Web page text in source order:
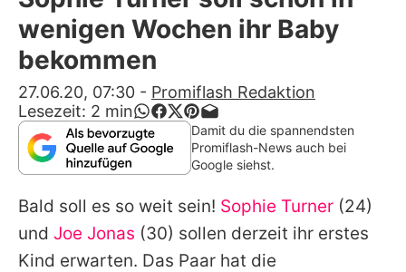
Alle Themen auf Promiflash
App runterladen
Team
Redaktionelle Richtlinien
Impressum
Datenschutzerklärung
wenigen Wochen ihr Baby
bekommen
27.06.20, 07:30 - Promiflash Redaktion
Lesezeit: 2 min
Damit du die spannendsten
Promiflash-News auch bei
Google siehst.
Bald soll es so weit sein! Sophie Turner (24)
und Joe Jonas (30) sollen derzeit ihr erstes
Kind erwarten. Das Paar hat die